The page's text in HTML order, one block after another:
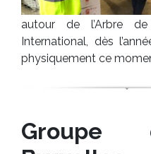
autour de l’Arbre
International, dès
physiquement ce
Groupe